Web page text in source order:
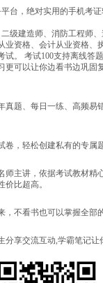
台，绝对实用的手机考
级建造师、消防工程师
业资格、会计从业资格、
试。 考试100支持离线答
可以让你边看书边巩固
真题、每日一练、高频易
，轻松创建私有的专属
师主讲，依据考试教材精
价比超高。
，不看书也可以掌握全部
分享交流互动,学霸笔记让